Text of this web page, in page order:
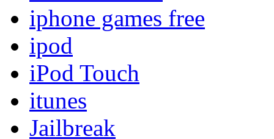
iphone games free
ipod
iPod Touch
itunes
Jailbreak